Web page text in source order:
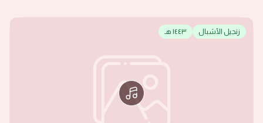
زنجيل الأشبال ١٤٤٣ هـ